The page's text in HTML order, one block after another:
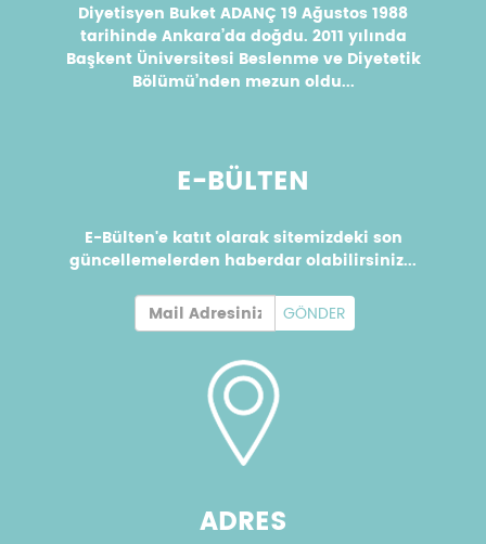
Diyetisyen Buket ADANÇ 19 Ağustos 1988
tarihinde Ankara’da doğdu. 2011 yılında
Başkent Üniversitesi Beslenme ve Diyetetik
Bölümü’nden mezun oldu...
E-BÜLTEN
E-Bülten'e katıt olarak sitemizdeki son
güncellemelerden haberdar olabilirsiniz...
GÖNDER
ADRES